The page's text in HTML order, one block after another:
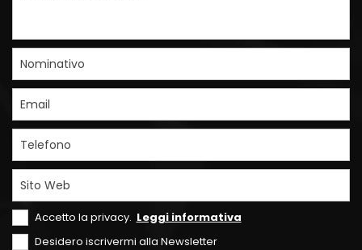
Nominativo
Email
Telefono
Sito Web
Accetto la privacy. Leggi informativa
Desidero iscrivermi alla Newsletter